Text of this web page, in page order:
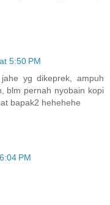
5:50 PM
yg dikeprek, ampuh
blm pernah nyobain kopi
bapak2 hehehehe
PM